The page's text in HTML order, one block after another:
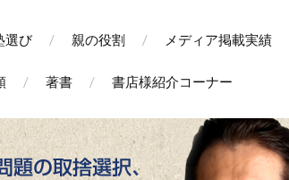
選び 親の役割 メディア掲載実績
著書 書店様紹介コーナー